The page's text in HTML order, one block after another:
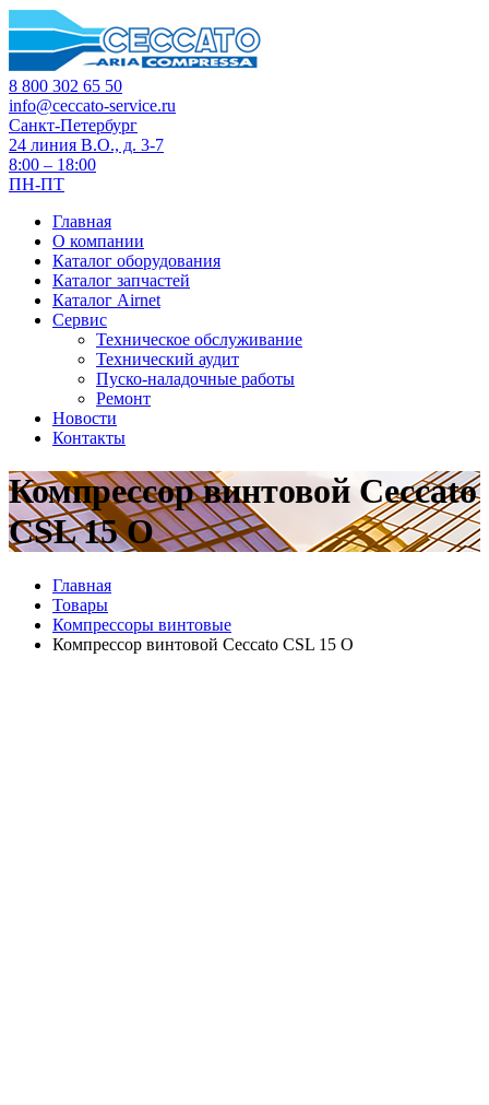
8 800 302 65 50
info@ceccato-service.ru
Санкт-Петербург
24 линия В.О., д. 3-7
8:00 – 18:00
ПН-ПТ
Главная
О компании
Каталог оборудования
Каталог запчастей
Каталог Airnet
Сервис
Техническое обслуживание
Технический аудит
Пуско-наладочные работы
Ремонт
Новости
Контакты
Компрессор винтовой Ceccato
CSL 15 O
Главная
Товары
Компрессоры винтовые
Компрессор винтовой Ceccato CSL 15 O